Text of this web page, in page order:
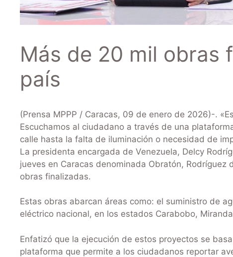
Más de 20 mil obras
país
(Prensa MPPP / Caracas, 09 de enero de 2026)-.
Escuchamos al ciudadano a través de una
calle hasta la falta de iluminación o necesidad de
La presidenta encargada de Venezuela, Delcy
jueves en Caracas denominada Obratón,
obras finalizadas.
Estas obras abarcan áreas como: el suministro de
eléctrico nacional, en los estados Carabobo,
Enfatizó que la ejecución de estos proyectos se
plataforma que permite a los ciudadanos reportar